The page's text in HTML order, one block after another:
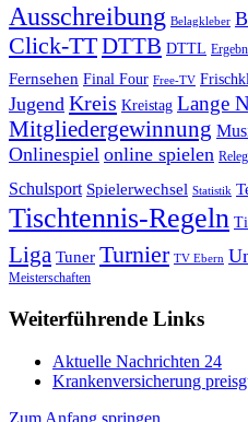
Ausschreibung Belagkleber
Click-TTDTTB DTTL
Fernsehen Final Four Free-TV
Jugend Kreis Kreistag Lange
Mitgliedergewinnung
Onlinespiel online spielen
Schulsport Spielerwechsel Statistik
Tischtennis-Regeln
Liga Tuner Turnier TV Ebern
Meisterschaften
Weiterführende Links
Aktuelle Nachrichten 24
Krankenversicherung
Zum Anfang springen